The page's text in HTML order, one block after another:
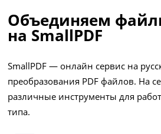
Объединяем
на SmallPDF
SmallPDF — онлайн сервис на
преобразования PDF файлов. На
различные инструменты для
типа.